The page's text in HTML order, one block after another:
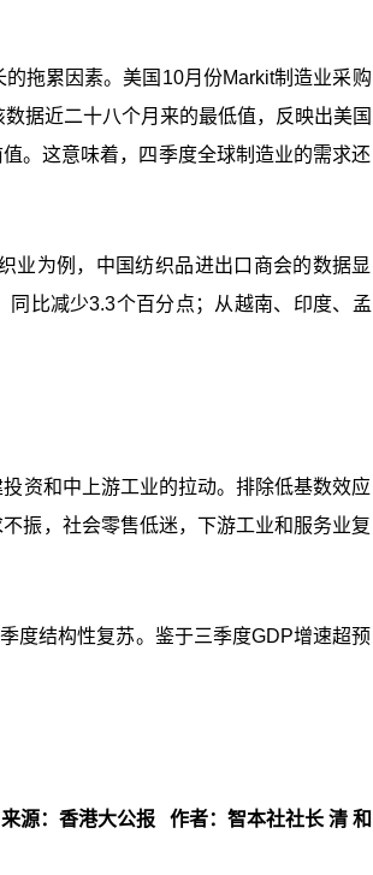
拖累因素。美国10月份Markit制造业采购
据近二十八个月来的最低值，反映出美国
。这意味着，四季度全球制造业的需求还
业为例，中国纺织品进出口商会的数据显
比减少3.3个百分点；从越南、印度、孟
资和中上游工业的拉动。排除低基数效应
振，社会零售低迷，下游工业和服务业 复
度结构性 复苏。鉴于三季度GDP增速超预
来源：香港大公报 作者：智本社社长 清 和